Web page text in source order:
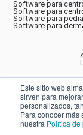
Este sitio web
sirven para
personalizados,
Para conocer más
nuestra Política de
Software para
Software para
Software para
Software para